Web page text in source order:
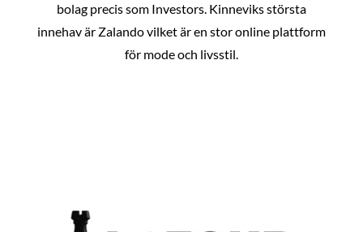
bolag precis som Investors. Kinneviks största
innehav är Zalando vilket är en stor online plattform
för mode och livsstil.